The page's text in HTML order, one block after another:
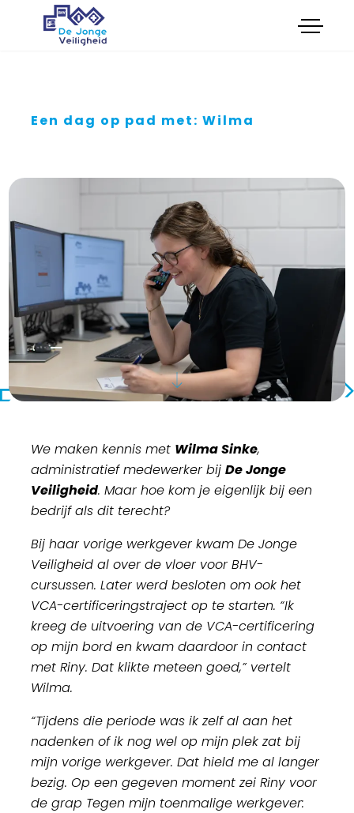
menu
Opleidingen
Advies
Feestkar Veilig en Wel
Boek cursus
Plan intakegesprek
Een dag op pad met: Wilma
We maken kennis met Wilma Sinke,
administratief medewerker bijDe Jonge
Veiligheid. Maar hoe kom je eigenlijk bij een
bedrijf als dit terecht?
Bij haar vorige werkgever kwam De Jonge
Veiligheid al over de vloer voor BHV-
cursussen. Later werd besloten om ook het
VCA-certificeringstraject op te starten. “Ik
kreeg de uitvoering van de VCA-certificering
op mijn bord en kwam daardoor in contact
met Riny. Dat klikte meteen goed,” vertelt
Wilma.
“Tijdens die periode was ik zelf al aan het
nadenken of ik nog wel op mijn plek zat bij
mijn vorige werkgever. Dat hield me al langer
bezig. Op een gegeven moment zei Riny voor
de grap Tegen mijn toenmalige werkgever: